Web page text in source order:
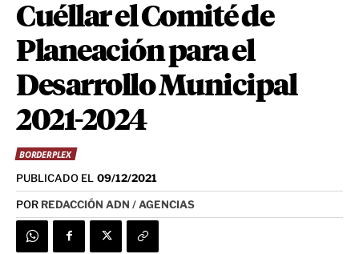
Cuéllar el Comité de
Planeación para el
Desarrollo Municipal
2021-2024
BORDERPLEX
PUBLICADO EL 09/12/2021
POR REDACCIÓN ADN / AGENCIAS